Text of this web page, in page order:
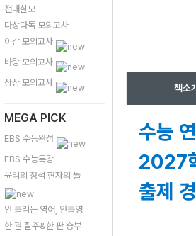
전대실모
다상다독 모의고사
이감 모의고사
바탕 모의고사
상상 모의고사
MEGA PICK
EBS 수능완성
EBS 수능특강
윤리의 정석 현자의 돌
안 틀리는 영어, 안틀영
한 권 질주&한 판 승부
책소
수능
2027
출제